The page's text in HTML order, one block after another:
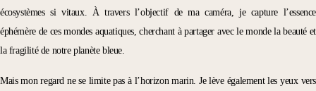
écosystèmes si vitaux. À travers l’objectif de ma caméra, je capture l’essence
éphémère de ces mondes aquatiques, cherchant à partager avec le monde la beauté et
la fragilité de notre planète bleue.
Mais mon regard ne se limite pas à l’horizon marin. Je lève également les yeux vers